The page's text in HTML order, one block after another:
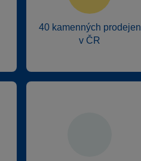
40 kamenných prodejen
v ČR